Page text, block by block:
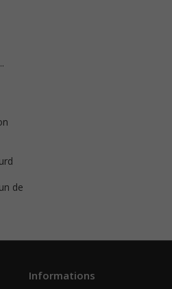
de
Informations